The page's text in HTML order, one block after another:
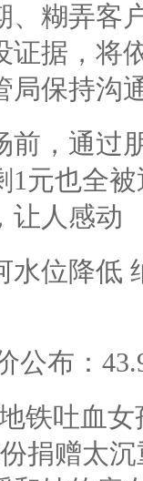
、糊弄客
证据，将
局保持沟
前，通过
1元也全
让人感动
水位降低
公布：
铁吐血
捐赠太